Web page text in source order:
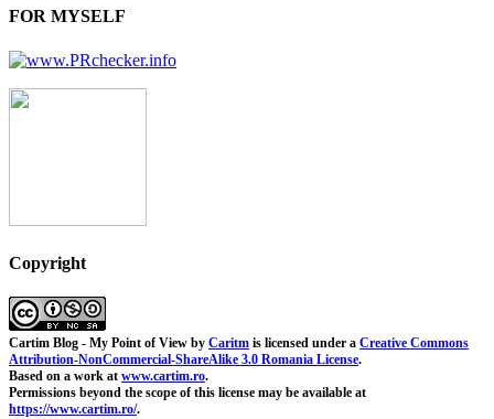
FOR MYSELF
Copyright
Cartim Blog - My Point of View by Caritm is licensed under a Creative Commons
Attribution-NonCommercial-ShareAlike 3.0 Romania License.
Based on a work at www.cartim.ro.
Permissions beyond the scope of this license may be available at
https://www.cartim.ro/.